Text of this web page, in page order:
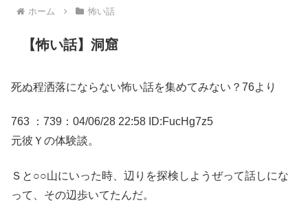
ホーム 怖い話
【怖い話】洞窟
死ぬ程洒落にならない怖い話を集めてみない？76より
763 ：739：04/06/28 22:58 ID:FucHg7z5
元彼Ｙの体験談。
Ｓと○○山にいった時、辺りを探検しようぜって話しにな
って、その辺歩いてたんだ。